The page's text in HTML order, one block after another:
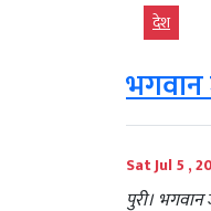
देश
भगवान
Sat Jul 5 ,
पुरी।